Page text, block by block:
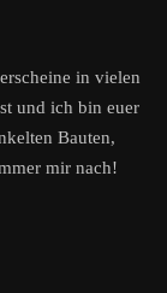
in vielen
und ich bin euer
Bauten,
mir nach!